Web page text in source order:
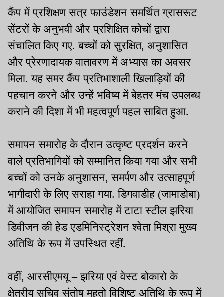
कैंप में प्रशिक्षण सत्र फाउंडेशन समर्थित ग्रासरूट
सेंटरों के अनुभवी और प्रशिक्षित कोचों द्वारा
संचालित किए गए. बच्चों को सुरक्षित, अनुशासित
और प्रेरणादायक वातावरण में अभ्यास का अवसर
मिला. यह समर कैंप प्रतिभाशाली खिलाड़ियों की
पहचान करने और उन्हें भविष्य में बेहतर मंच उपलब्ध
कराने की दिशा में भी महत्वपूर्ण पहल साबित हुआ.
समापन समारोह के दौरान उत्कृष्ट प्रदर्शन करने
वाले प्रतिभागियों को सम्मानित किया गया और सभी
बच्चों को उनके अनुशासन, समर्पण और उत्साहपूर्ण
भागीदारी के लिए सराहा गया. डिगवाडीह (जामाडोबा)
में आयोजित समापन समारोह में टाटा स्टील झरिया
डिवीजन की हेड एडमिनिस्ट्रेशन श्वेता मिश्रा मुख्य
अतिथि के रूप में उपस्थित रहीं.
वहीं, आरसीएमयू – झरिया एवं वेस्ट बोकारो के
क्षेत्रीय सचिव संतोष महतो विशिष्ट अतिथि के रूप में